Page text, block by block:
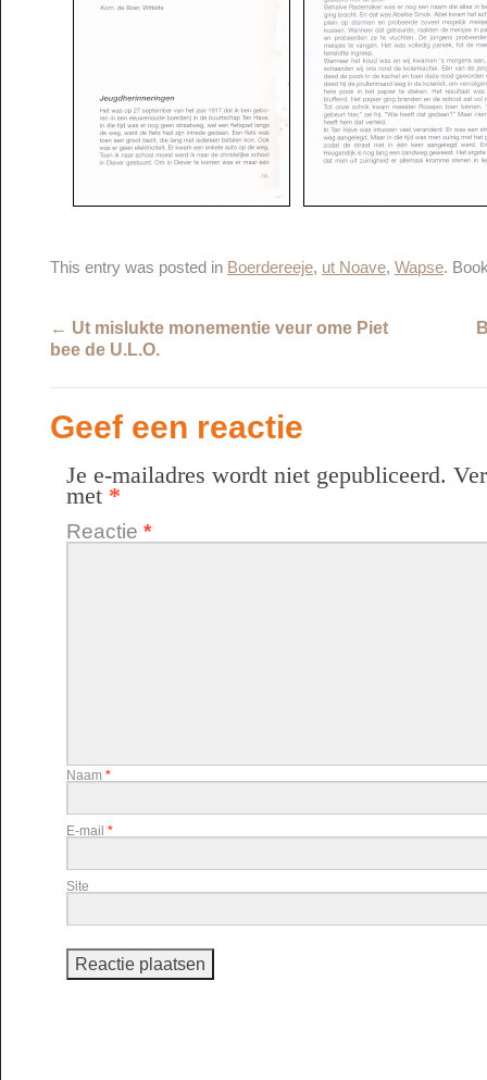
This entry was posted in Boerdereeje, ut Noave, Wapse.
← Ut mislukte monementie veur ome Piet
bee de U.L.O.
Geef een reactie
Je e-mailadres wordt niet gepubliceerd.
met *
Reactie *
Naam *
E-mail *
Site